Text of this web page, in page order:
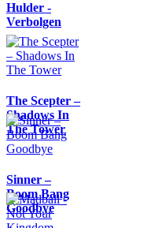
Hulder -
Verbolgen
The Scepter –
Shadows In
The Tower
Sinner –
Boom Bang
Goodbye